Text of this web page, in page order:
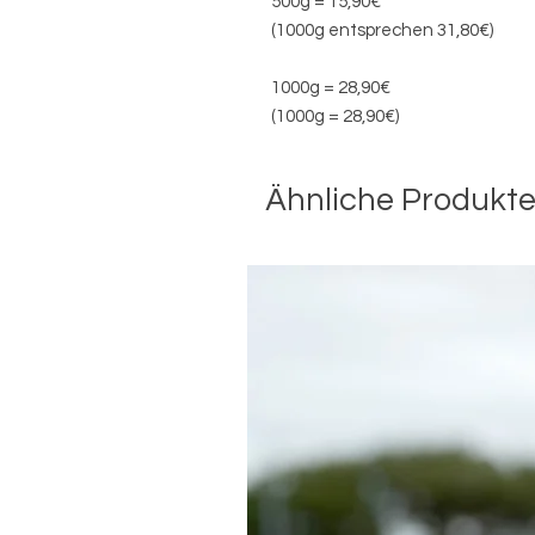
(1000g entsprechen 31,80€)
1000g = 28,90€
(1000g = 28,90€)
Ähnliche Produkte